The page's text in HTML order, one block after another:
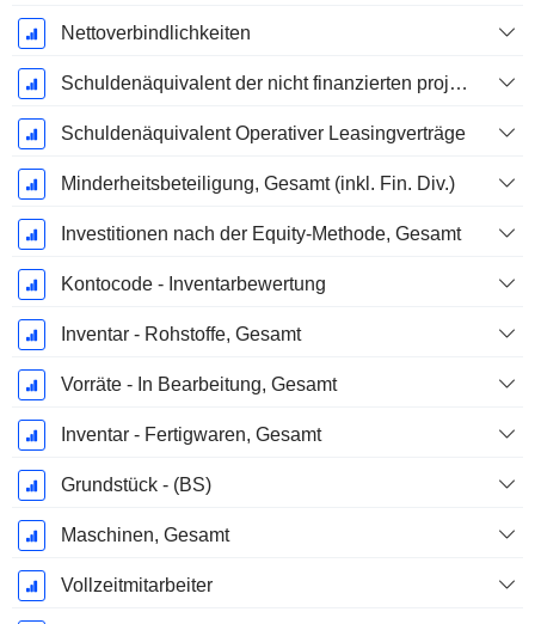
Nettoverbindlichkeiten
Schuldenäquivalent der nicht finanzierten projizierten Leistungspflicht
Schuldenäquivalent Operativer Leasingverträge
Minderheitsbeteiligung, Gesamt (inkl. Fin. Div.)
Investitionen nach der Equity-Methode, Gesamt
Kontocode - Inventarbewertung
Inventar - Rohstoffe, Gesamt
Vorräte - In Bearbeitung, Gesamt
Inventar - Fertigwaren, Gesamt
Grundstück - (BS)
Maschinen, Gesamt
Vollzeitmitarbeiter